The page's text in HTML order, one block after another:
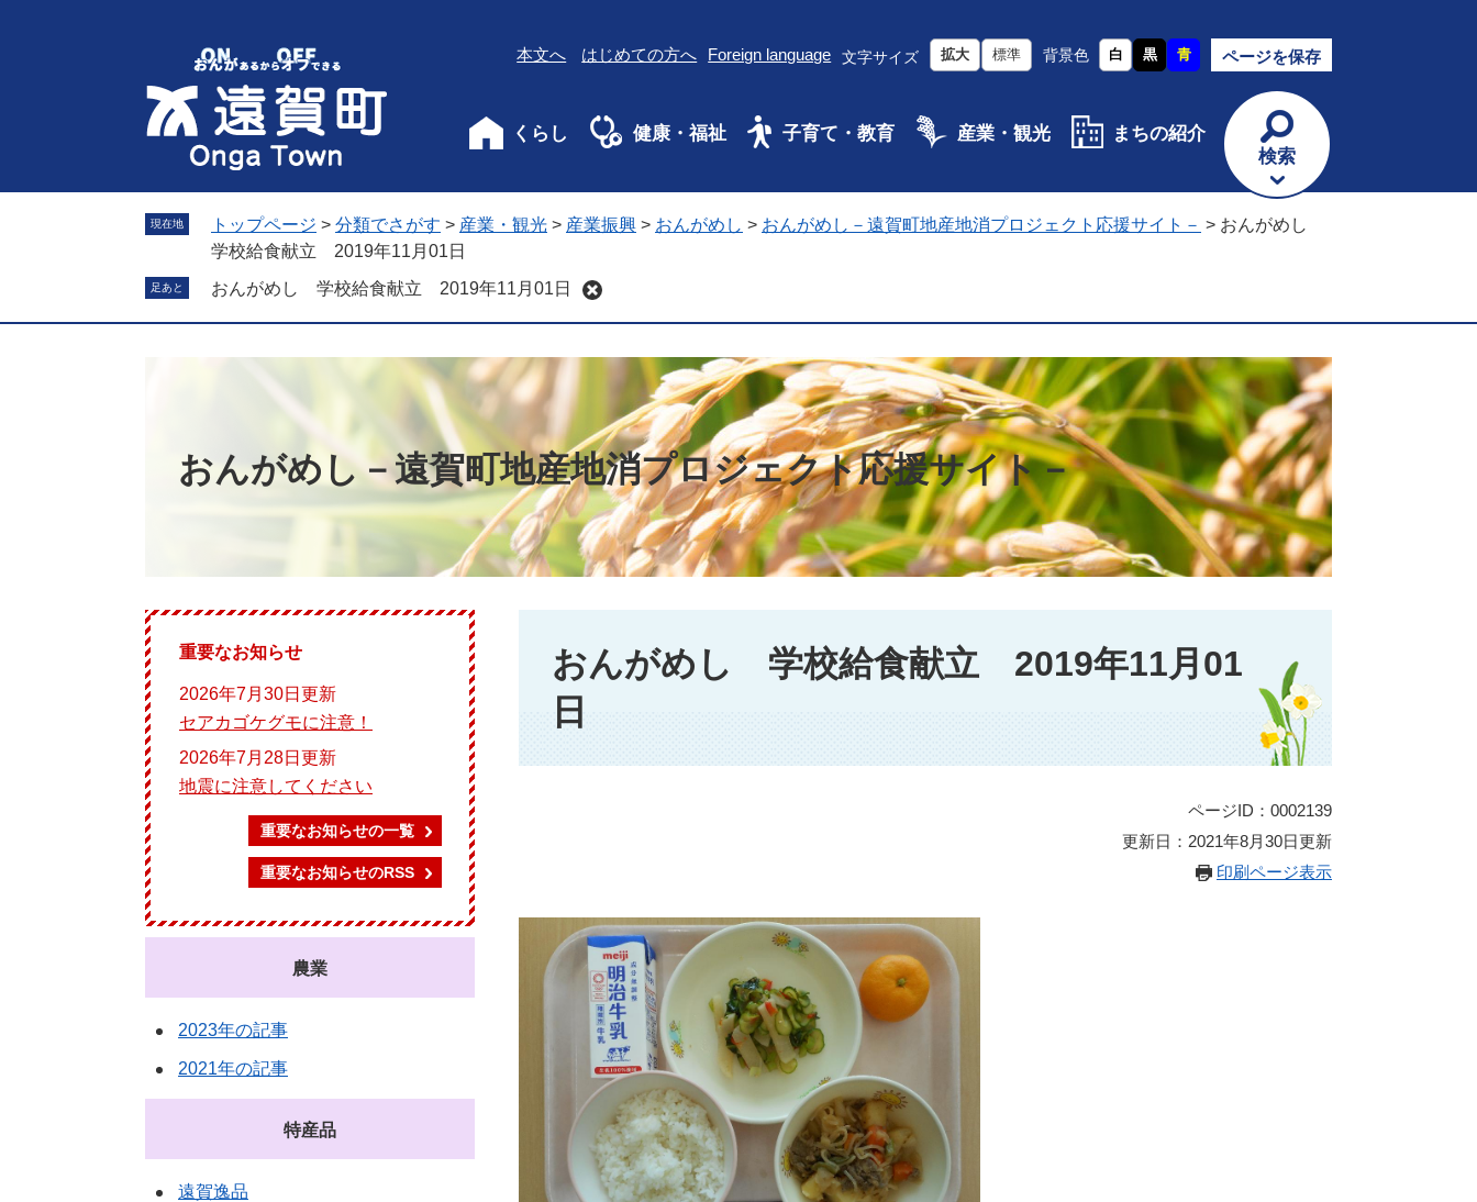
す
し
本文へ はじめての方へ Foreign language 文字サイズ 拡大 標準 背景色 白 黒 青 ページを保存
くらし 健康・福祉 子育て・教育 産業・観光
まちの紹介
検索
現在地 トップページ > 分類でさがす > 産業・観光 > 産業振興 > おんがめし > おんがめし－遠賀町地産地消プロジェクト応援サイト－ > おんがめし
学校給食献立 2019年11月01日
足あと おんがめし 学校給食献立 2019年11月01日
おんがめし－遠賀町地産地消プロジェクト応援サイト－
おんがめし 学校給食献立 2019年11月01
日
ページID：0002139
更新日：2021年8月30日更新
印刷ページ表示
重要なお知らせ
2026年7月30日更新
セアカゴケグモに注意！
2026年7月28日更新
地震に注意してください
重要なお知らせの一覧
重要なお知らせのRSS
農業
2023年の記事
2021年の記事
特産品
遠賀逸品